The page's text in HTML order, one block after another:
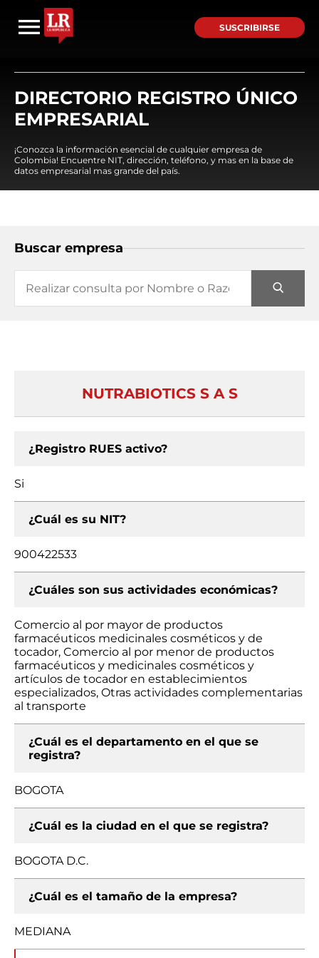
SUSCRIBIRSE
DIRECTORIO REGISTRO ÚNICO
EMPRESARIAL
¡Conozca la información esencial de cualquier empresa de
Colombia! Encuentre NIT, dirección, teléfono, y mas en la base de
datos empresarial mas grande del país.
Buscar empresa
NUTRABIOTICS S A S
¿Registro RUES activo?
Si
¿Cuál es su NIT?
900422533
¿Cuáles son sus actividades económicas?
Comercio al por mayor de productos
farmacéuticos medicinales cosméticos y de
tocador, Comercio al por menor de productos
farmacéuticos y medicinales cosméticos y
artículos de tocador en establecimientos
especializados, Otras actividades complementarias
al transporte
¿Cuál es el departamento en el que se
registra?
BOGOTA
¿Cuál es la ciudad en el que se registra?
BOGOTA D.C.
¿Cuál es el tamaño de la empresa?
MEDIANA